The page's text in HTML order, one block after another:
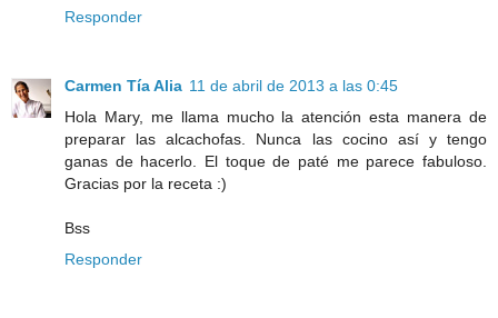
Responder
Carmen Tía Alia 11 de abril de 2013 a las 0:45
Hola Mary, me llama mucho la atención esta manera de
preparar las alcachofas. Nunca las cocino así y tengo
ganas de hacerlo. El toque de paté me parece fabuloso.
Gracias por la receta :)
Bss
Responder